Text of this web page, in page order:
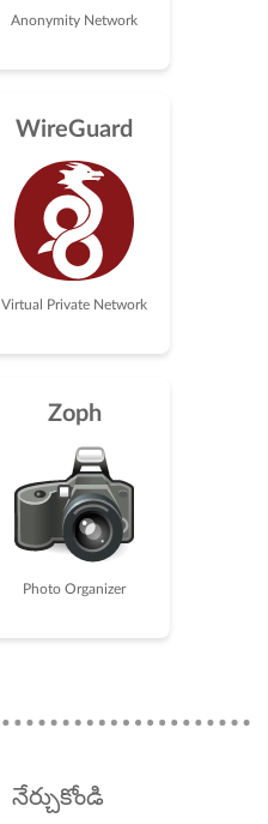
Anonymity Network
WireGuard
Virtual Private Network
Zoph
Photo Organizer
నేర్చుకోండి